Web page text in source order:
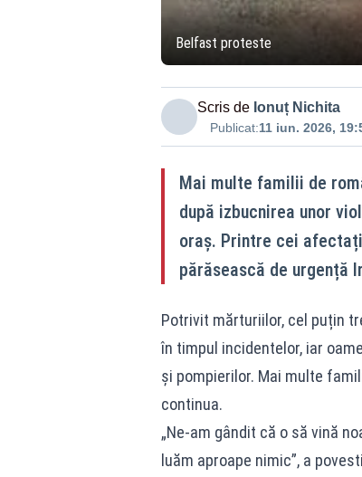
Belfast proteste
Scris de Ionuț Nichita
Publicat:11 iun. 2026,
Mai multe familii de
după izbucnirea unor
oraș. Printre cei
părăsească de urgență
Potrivit mărturiilor, cel puțin
în timpul incidentelor, iar
și pompierilor. Mai multe
continua.
„Ne-am gândit că o să vină
luăm aproape nimic”, a